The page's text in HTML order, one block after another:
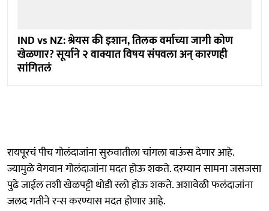
IND vs NZ: श्रेयस की इशान, तिलक वर्माच्या जागी कोण
खेळणार? सूर्याने २ वाक्यात विषय संपवला अन् कारणही
सांगितलं
रायपूरचं पीच गोलंदाजांना सुरुवातीला चांगला बाऊंस देणार आहे.
ज्यामुळे वेगवान गोलंदाजांना मदत होऊ शकते. दरम्यान सामना जसजसा
पुढे जाईल तशी खेळपट्टी थोडी स्लो होऊ शकते. अशावेळी फलंदाजांना
जलद गतीने रन्स करण्यास मदत होणार आहे.